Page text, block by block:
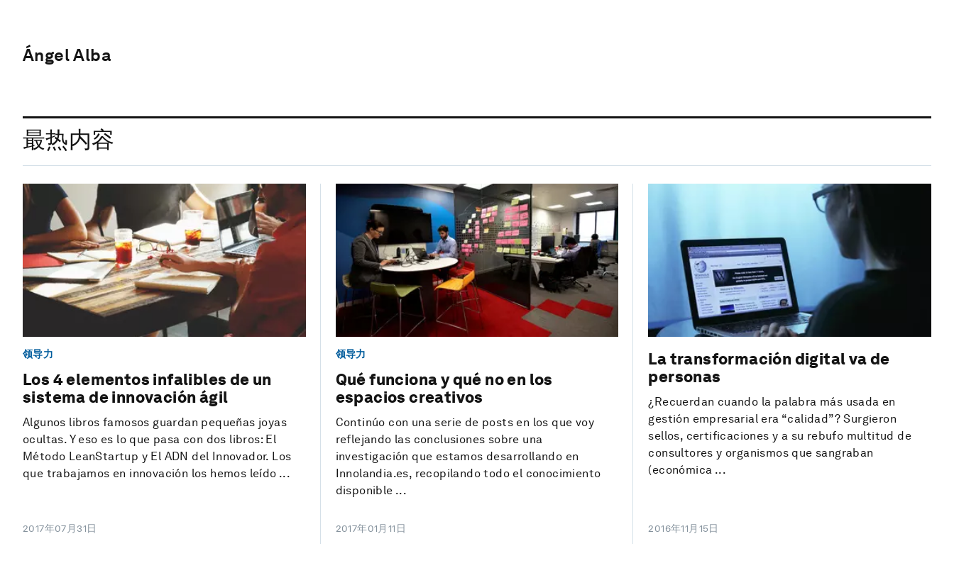
Ángel Alba
最热内容
领导力
Los 4 elementos infalibles de un
sistema de innovación ágil
Algunos libros famosos guardan pequeñas joyas
ocultas. Y eso es lo que pasa con dos libros: El
Método LeanStartup y El ADN del Innovador. Los
que trabajamos en innovación los hemos leído ...
2017年07月31日
领导力
Qué funciona y qué no en los
espacios creativos
Continúo con una serie de posts en los que voy
reflejando las conclusiones sobre una
investigación que estamos desarrollando en
Innolandia.es, recopilando todo el conocimiento
disponible ...
2017年01月11日
La transformación digital va de
personas
¿Recuerdan cuando la palabra más usada en
gestión empresarial era “calidad”? Surgieron
sellos, certificaciones y a su rebufo multitud de
consultores y organismos que sangraban
(económica ...
2016年11月15日